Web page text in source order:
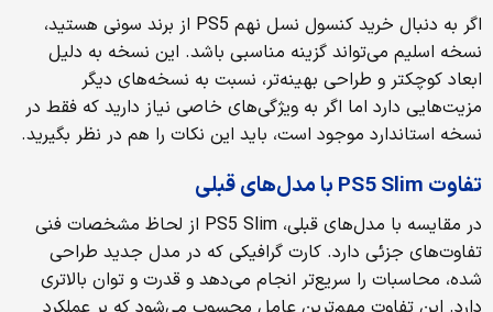
اگر به دنبال خرید کنسول نسل نهم PS5 از برند سونی هستید،
نسخه اسلیم می‌تواند گزینه مناسبی باشد. این نسخه به دلیل
ابعاد کوچکتر و طراحی بهینه‌تر، نسبت به نسخه‌های دیگر
مزیت‌هایی دارد اما اگر به ویژگی‌های خاصی نیاز دارید که فقط در
نسخه استاندارد موجود است، باید این نکات را هم در نظر بگیرید.
تفاوت PS5 Slim با مدل‌های قبلی
در مقایسه با مدل‌های قبلی، PS5 Slim از لحاظ مشخصات فنی
تفاوت‌های جزئی دارد. کارت گرافیکی که در مدل جدید طراحی
شده، محاسبات را سریع‌تر انجام می‌دهد و قدرت و توان بالاتری